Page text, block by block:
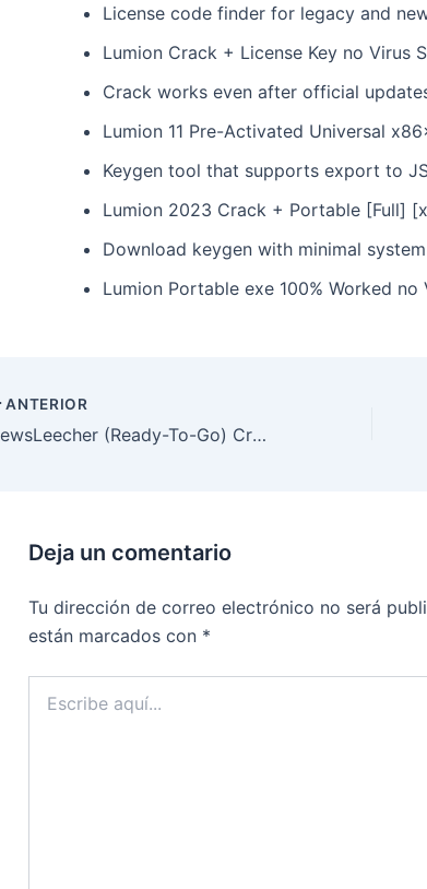
License code finder for legacy and
Lumion Crack + License Key no Virus
Crack works even after official
Lumion 11 Pre-Activated Universal
Keygen tool that supports export to
Lumion 2023 Crack + Portable [Full]
Download keygen with minimal
Lumion Portable exe 100% Worked no
ANTERIOR
NewsLeecher (Ready-To-Go) Crack tool Patch (x32x64) no Virus Ultimate
Deja un comentario
Tu dirección de correo electrónico no será
están marcados con *
aquí...